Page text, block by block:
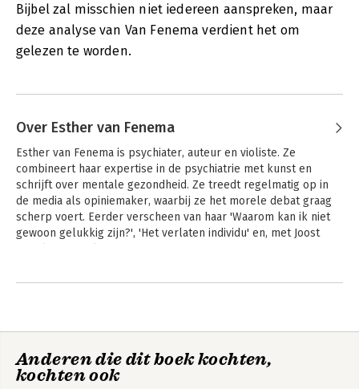
Bijbel zal misschien niet iedereen aanspreken, maar
deze analyse van Van Fenema verdient het om
gelezen te worden.
Over Esther van Fenema
Esther van Fenema is psychiater, auteur en violiste. Ze
combineert haar expertise in de psychiatrie met kunst en
schrijft over mentale gezondheid. Ze treedt regelmatig op in
de media als opiniemaker, waarbij ze het morele debat graag
scherp voert. Eerder verscheen van haar 'Waarom kan ik niet
gewoon gelukkig zijn?', 'Het verlaten individu' en, met Joost
Andere boeken door Esther van
Anderen die dit boek kochten,
kochten ook